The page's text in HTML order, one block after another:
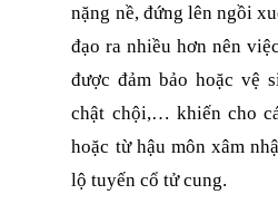
nặng nề, đứng lên ngồi
đạo ra nhiều hơn nên
được đảm bảo hoặc vệ
chật chội,… khiến cho
hoặc từ hậu môn xâm
lộ tuyến cổ tử cung.